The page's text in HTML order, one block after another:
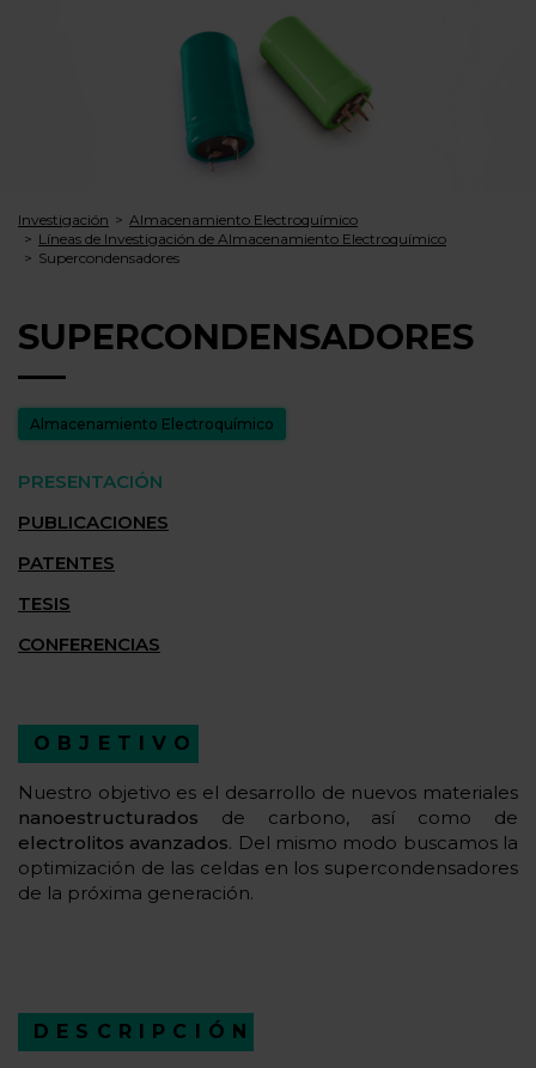
Investigación
Almacenamiento Electroquímico
Líneas de Investigación de Almacenamiento Electroquímico
Superconden­sadores
SUPERCONDEN­SADORES
Almacenamiento Electroquímico
PRESENTACIÓN
PUBLICACIONES
PATENTES
TESIS
CONFERENCIAS
OBJETIVO
Nuestro objetivo es el desarrollo de nuevos materiales
nanoestructurados de carbono, así como de
electrolitos avanzados. Del mismo modo buscamos la
optimización de las celdas en los supercondensadores
de la próxima generación.
DESCRIPCIÓN